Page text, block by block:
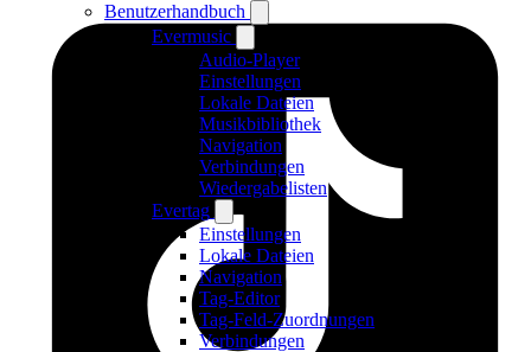
Benutzerhandbuch
Evermusic
Audio-Player
Einstellungen
Lokale Dateien
Musikbibliothek
Navigation
Verbindungen
Wiedergabelisten
Evertag
Einstellungen
Lokale Dateien
Navigation
Tag-Editor
Tag-Feld-Zuordnungen
Verbindungen